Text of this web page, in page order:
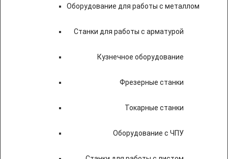
Оборудование для работы с металлом
Станки для работы с арматурой
Кузнечное оборудование
Фрезерные станки
Токарные станки
Оборудование с ЧПУ